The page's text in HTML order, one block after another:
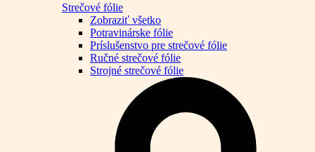
Strečové fólie
Zobraziť všetko
Potravinárske fólie
Príslušenstvo pre strečové fólie
Ručné strečové fólie
Strojné strečové fólie